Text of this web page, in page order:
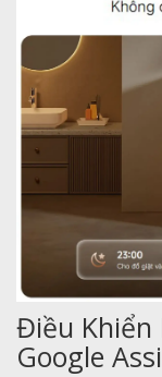
Điều Khiển
Google